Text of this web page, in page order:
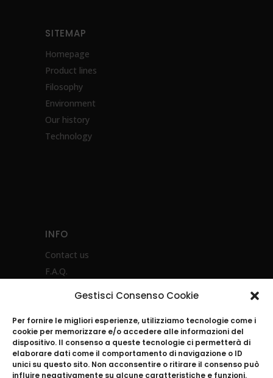
Gestisci Consenso Cookie
Per fornire le migliori esperienze, utilizziamo tecnologie come i
cookie per memorizzare e/o accedere alle informazioni del
dispositivo. Il consenso a queste tecnologie ci permetterà di
elaborare dati come il comportamento di navigazione o ID
unici su questo sito. Non acconsentire o ritirare il consenso può
influire negativamente su alcune caratteristiche e funzioni.
SITEMAP
Homepage
Product lines
Filosophy
Environment
Our history
Technology
INFO
Contact us
F.A.Q.